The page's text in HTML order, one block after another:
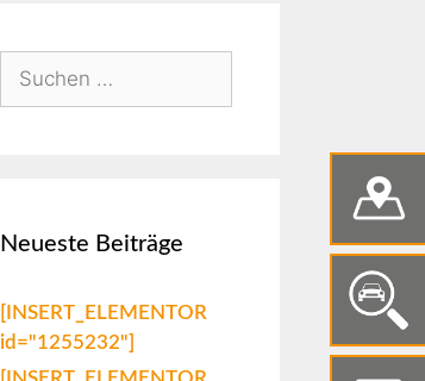
Neueste Beiträge
[INSERT_ELEMENTOR
id="1255232"]